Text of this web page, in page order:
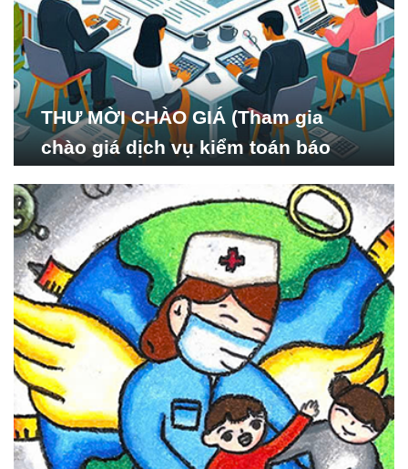
THƯ MỜI CHÀO GIÁ (Tham gia
chào giá dịch vụ kiểm toán báo
Nghiên cứu Phát triển Xã
hội_ISDS)